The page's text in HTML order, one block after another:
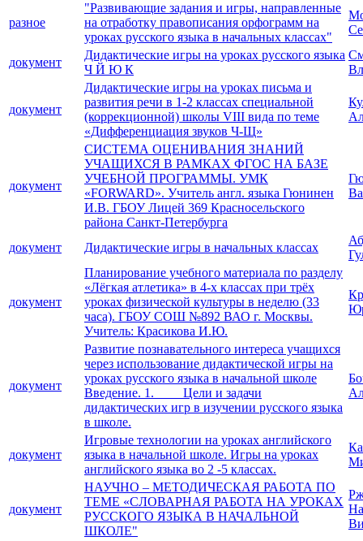
разное
"Развивающие задания и игры, направленные
на отработку правописания орфограмм на
уроках русского языка в начальных классах"
документ
Дидактические игры на уроках русского языка
Ч Й Ю К
документ
Дидактические игры на уроках письма и
развития речи в 1-2 классах специальной
(коррекционной) школы VIII вида по теме
«Дифференциация звуков Ч-Щ»
документ
СИСТЕМА ОЦЕНИВАНИЯ ЗНАНИЙ
УЧАЩИХСЯ В РАМКАХ ФГОС НА БАЗЕ
УЧЕБНОЙ ПРОГРАММЫ. УМК
«FОRWARD». Учитель англ. языка Гюнинен
И.В. ГБОУ Лицей 369 Красносельского
района Санкт-Петербурга
документ Дидактические игры в начальных классах
документ
Планирование учебного материала по разделу
«Лёгкая атлетика» в 4-х классах при трёх
уроках физической культуры в неделю (33
часа). ГБОУ СОШ №892 ВАО г. Москвы.
Учитель: Красикова И.Ю.
документ
Развитие познавательного интереса учащихся
через использование дидактической игры на
уроках русского языка в начальной школе
Введение. 1. Цели и задачи
дидактических игр в изучении русского языка
в школе.
документ
Игровые технологии на уроках английского
языка в начальной школе. Игры на уроках
английского языка во 2 -5 классах.
документ
НАУЧНО – МЕТОДИЧЕСКАЯ РАБОТА ПО
ТЕМЕ «СЛОВАРНАЯ РАБОТА НА УРОКАХ
РУССКОГО ЯЗЫКА В НАЧАЛЬНОЙ
ШКОЛЕ"